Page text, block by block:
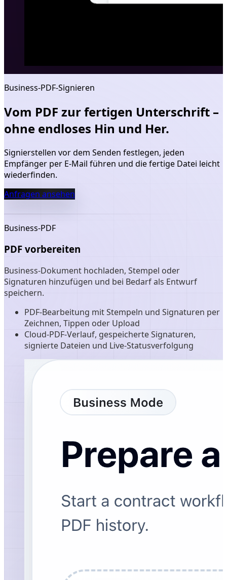
Business‑PDF‑Signieren
Vom PDF zur fertigen Unterschrift –
ohne endloses Hin und Her.
Signierstellen vor dem Senden festlegen, jeden
Empfänger per E‑Mail führen und die fertige Datei leicht
wiederfinden.
Anfragen ansehen
Business‑PDF
PDF vorbereiten
Business‑Dokument hochladen, Stempel oder
Signaturen hinzufügen und bei Bedarf als Entwurf
speichern.
PDF-Bearbeitung mit Stempeln und Signaturen per
Zeichnen, Tippen oder Upload
Cloud-PDF-Verlauf, gespeicherte Signaturen,
signierte Dateien und Live-Statusverfolgung